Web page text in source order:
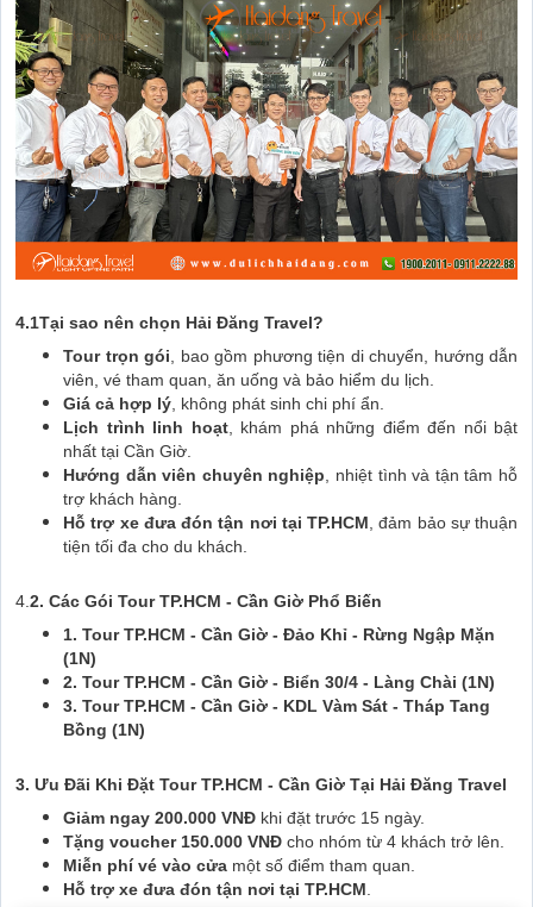
4.1Tại sao nên chọn Hải Đăng Travel?
Tour trọn gói, bao gồm phương tiện di chuyển, hướng dẫn
viên, vé tham quan, ăn uống và bảo hiểm du lịch.
Giá cả hợp lý, không phát sinh chi phí ẩn.
Lịch trình linh hoạt, khám phá những điểm đến nổi bật
nhất tại Cần Giờ.
Hướng dẫn viên chuyên nghiệp, nhiệt tình và tận tâm hỗ
trợ khách hàng.
Hỗ trợ xe đưa đón tận nơi tại TP.HCM, đảm bảo sự thuận
tiện tối đa cho du khách.
4.2. Các Gói Tour TP.HCM - Cần Giờ Phổ Biến
1. Tour TP.HCM - Cần Giờ - Đảo Khỉ - Rừng Ngập Mặn
(1N)
2. Tour TP.HCM - Cần Giờ - Biển 30/4 - Làng Chài (1N)
3. Tour TP.HCM - Cần Giờ - KDL Vàm Sát - Tháp Tang
Bồng (1N)
3. Ưu Đãi Khi Đặt Tour TP.HCM - Cần Giờ Tại Hải Đăng Travel
Giảm ngay 200.000 VNĐ khi đặt trước 15 ngày.
Tặng voucher 150.000 VNĐ cho nhóm từ 4 khách trở lên.
Miễn phí vé vào cửa một số điểm tham quan.
Hỗ trợ xe đưa đón tận nơi tại TP.HCM.